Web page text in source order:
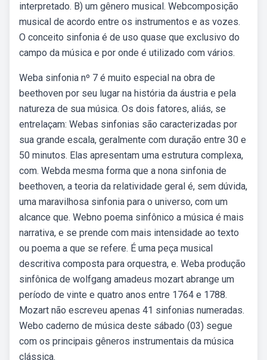
interpretado. B) um gênero musical. Webcomposição
musical de acordo entre os instrumentos e as vozes.
O conceito sinfonia é de uso quase que exclusivo do
campo da música e por onde é utilizado com vários.
Weba sinfonia nº 7 é muito especial na obra de
beethoven por seu lugar na história da áustria e pela
natureza de sua música. Os dois fatores, aliás, se
entrelaçam: Webas sinfonias são caracterizadas por
sua grande escala, geralmente com duração entre 30 e
50 minutos. Elas apresentam uma estrutura complexa,
com. Webda mesma forma que a nona sinfonia de
beethoven, a teoria da relatividade geral é, sem dúvida,
uma maravilhosa sinfonia para o universo, com um
alcance que. Webno poema sinfônico a música é mais
narrativa, e se prende com mais intensidade ao texto
ou poema a que se refere. É uma peça musical
descritiva composta para orquestra, e. Weba produção
sinfônica de wolfgang amadeus mozart abrange um
período de vinte e quatro anos entre 1764 e 1788.
Mozart não escreveu apenas 41 sinfonias numeradas.
Webo caderno de música deste sábado (03) segue
com os principais gêneros instrumentais da música
clássica.